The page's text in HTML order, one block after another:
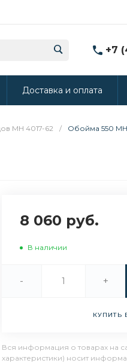
+7
8
Доставка и оплата
МН 4017-62 / Обойма 550 МН
8 060 руб.
В наличии
- +
КУПИТЬ
Вся информация о товарах на
характеристики) носит